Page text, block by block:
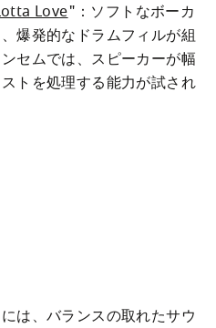
Love"：ソフトなボーカ
爆発的なドラムフィルが組
セムでは、スピーカーが幅
トを処理する能力が試され
は、バランスの取れたサウ